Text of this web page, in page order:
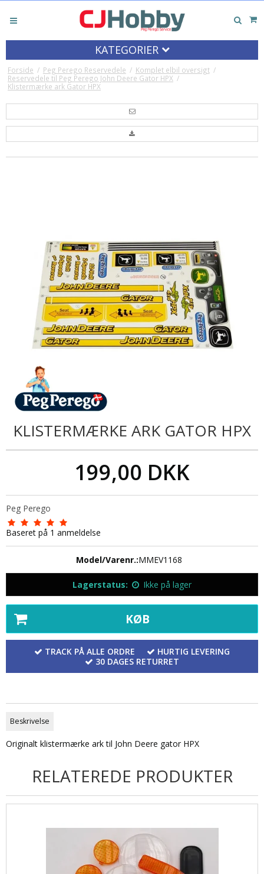
KATEGORIER
Forside / Peg Perego Reservedele / Komplet elbil oversigt /
Reservedele til Peg Perego John Deere Gator HPX /
Klistermærke ark Gator HPX
KLISTERMÆRKE ARK GATOR HPX
199,00 DKK
Peg Perego
Baseret på 1 anmeldelse
Model/Varenr.:MMEV1168
Lagerstatus: Ikke på lager
KØB
TRACK PÅ ALLE ORDRE
HURTIG LEVERING
30 DAGES RETURRET
Beskrivelse
Originalt klistermærke ark til John Deere gator HPX
RELATEREDE PRODUKTER